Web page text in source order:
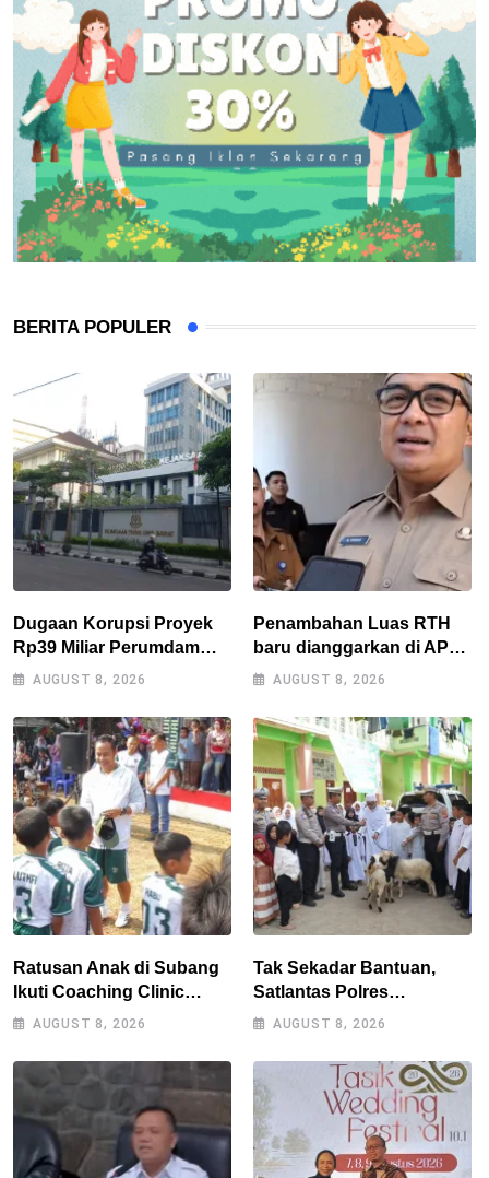
BERITA POPULER
Dugaan Korupsi Proyek
Rp39 Miliar Perumdam
Tirta Darma Ayu Disorot,
Jabar Supervisi
AUGUST 8, 2026
Penambahan Luas RTH
baru dianggarkan di APBD
2027, Walikota tidak
AUGUST 8, 2026
Ratusan Anak di Subang
Ikuti Coaching Clinic
Bersama Legenda Persib
AUGUST 8, 2026
Tak Sekadar Bantuan,
Satlantas Polres
Tasikmalaya Dorong
Puspahiang
AUGUST 8, 2026